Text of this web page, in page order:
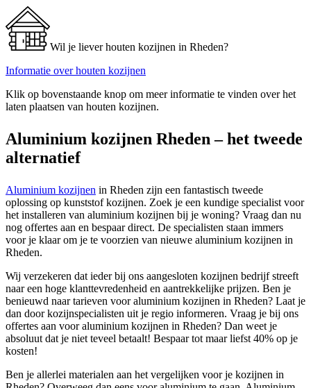
Wil je liever houten kozijnen in Rheden?
Informatie over houten kozijnen
Klik op bovenstaande knop om meer informatie te vinden over het
laten plaatsen van houten kozijnen.
Aluminium kozijnen Rheden – het tweede
alternatief
Aluminium kozijnen in Rheden zijn een fantastisch tweede
oplossing op kunststof kozijnen. Zoek je een kundige specialist voor
het installeren van aluminium kozijnen bij je woning? Vraag dan nu
nog offertes aan en bespaar direct. De specialisten staan immers
voor je klaar om je te voorzien van nieuwe aluminium kozijnen in
Rheden.
Wij verzekeren dat ieder bij ons aangesloten kozijnen bedrijf streeft
naar een hoge klanttevredenheid en aantrekkelijke prijzen. Ben je
benieuwd naar tarieven voor aluminium kozijnen in Rheden? Laat je
dan door kozijnspecialisten uit je regio informeren. Vraag je bij ons
offertes aan voor aluminium kozijnen in Rheden? Dan weet je
absoluut dat je niet teveel betaalt! Bespaar tot maar liefst 40% op je
kosten!
Ben je allerlei materialen aan het vergelijken voor je kozijnen in